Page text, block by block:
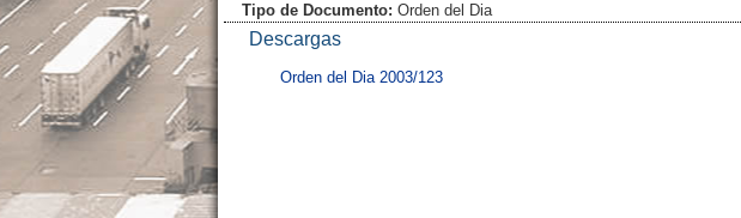
Tipo de Documento: Orden del Dia
Descargas
Orden del Dia 2003/123